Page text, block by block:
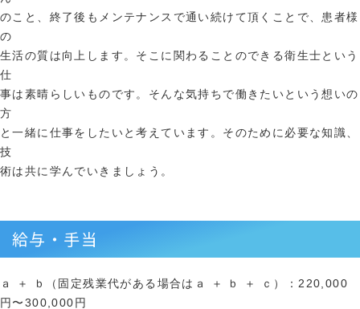
のこと、終了後もメンテナンスで通い続けて頂くことで、患者様
の
生活の質は向上します。そこに関わることのできる衛生士という
仕
事は素晴らしいものです。そんな気持ちで働きたいという想いの
方
と一緒に仕事をしたいと考えています。そのために必要な知識、
技
術は共に学んでいきましょう。
給与・手当
ａ ＋ ｂ（固定残業代がある場合はａ ＋ ｂ ＋ ｃ）：220,000
円〜300,000円